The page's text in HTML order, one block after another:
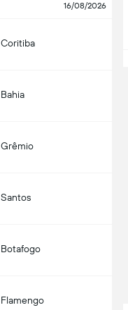
16/08/2026
Coritiba
Bahia
Grêmio
Santos
Botafogo
Flamengo